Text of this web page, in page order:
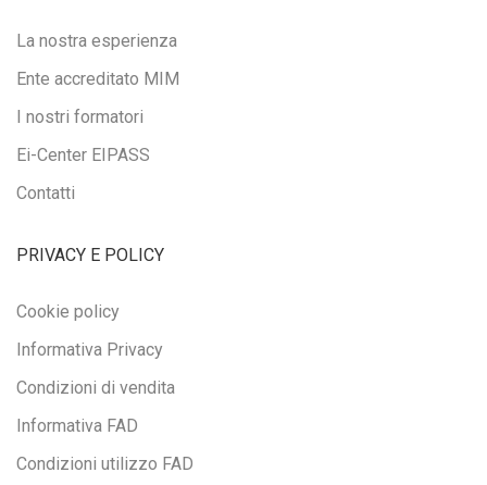
La nostra esperienza
Ente accreditato MIM
I nostri formatori
Ei-Center EIPASS
Contatti
PRIVACY E POLICY
Cookie policy
Informativa Privacy
Condizioni di vendita
Informativa FAD
Condizioni utilizzo FAD